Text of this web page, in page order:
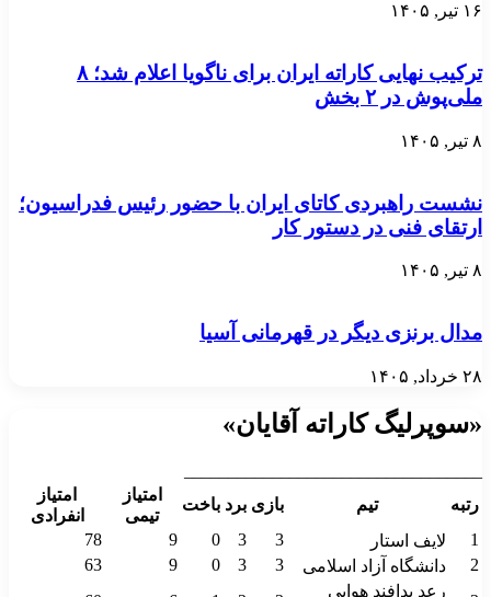
۱۶ تیر, ۱۴۰۵
ترکیب نهایی کاراته ایران برای ناگویا اعلام شد؛ ۸
ملی‌پوش در ۲ بخش
۸ تیر, ۱۴۰۵
نشست راهبردی کاتای ایران با حضور رئیس فدراسیون؛
ارتقای فنی در دستور کار
۸ تیر, ۱۴۰۵
مدال برنزی دیگر در قهرمانی آسیا
۲۸ خرداد, ۱۴۰۵
«سوپرلیگ کاراته آقایان»
رتبه
تیم بازی برد باخت
امتیاز
تیمی
امتیاز
انفرادی
1
لایف استار 3
3
0
9
78
2
دانشگاه آزاد اسلامی 3
3
0
9
63
رعد پدافند هوایی